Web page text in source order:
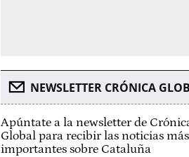
NEWSLETTER CRÓNICA
Apúntate a la newsletter de
Global para recibir las noticias más
importantes sobre Cataluña